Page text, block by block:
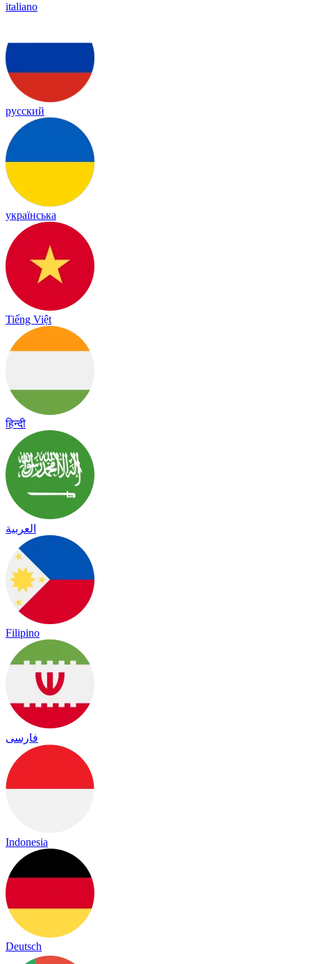
italiano
русский
українська
Tiếng Việt
हिन्दी
العربية
Filipino
فارسی
Indonesia
Deutsch